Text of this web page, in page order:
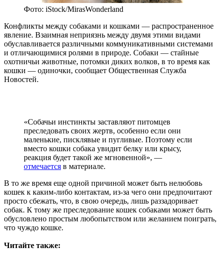
Фото: iStock/MirasWonderland
Конфликты между собаками и кошками — распространенное
явление. Взаимная неприязнь между двумя этими видами
обуславливается различными коммуникативными системами
и отличающимися ролями в природе. Собаки — стайные
охотничьи животные, потомки диких волков, в то время как
кошки — одиночки, сообщает Общественная Служба
Новостей.
«Собачьи инстинкты заставляют питомцев
преследовать своих жертв, особенно если они
маленькие, писклявые и пугливые. Поэтому если
вместо кошки собака увидит белку или крысу,
реакция будет такой же мгновенной», —
отмечается в материале.
В то же время еще одной причиной может быть нелюбовь
кошек к каким-либо контактам, из-за чего они предпочитают
просто сбежать, что, в свою очередь, лишь раззадоривает
собак. К тому же преследование кошек собаками может быть
обусловлено простым любопытством или желанием поиграть,
что чуждо кошке.
Читайте также: